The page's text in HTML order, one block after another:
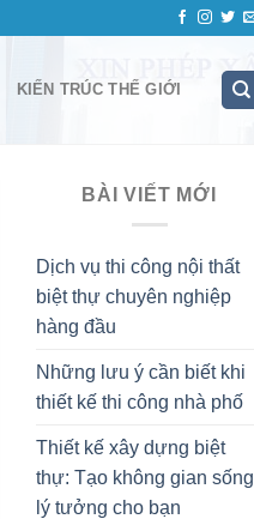
KIẾN TRÚC THẾ GIỚI
BÀI VIẾT MỚI
Dịch vụ thi công nội thất
biệt thự chuyên nghiệp
hàng đầu
Những lưu ý cần biết khi
thiết kế thi công nhà phố
Thiết kế xây dựng biệt
thự: Tạo không gian sống
lý tưởng cho bạn